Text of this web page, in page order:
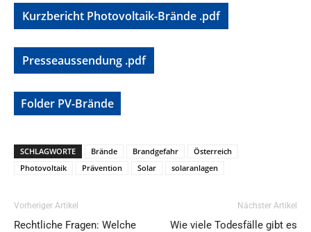
Kurzbericht Photovoltaik-Brände .pdf
Presseaussendung .pdf
Folder PV-Brände
SCHLAGWORTE Brände Brandgefahr
Österreich
Photovoltaik
Prävention Solar solaranlagen
Vorheriger Artikel
Rechtliche Fragen: Welche
Nächster Artikel
Wie viele Todesfälle gibt es